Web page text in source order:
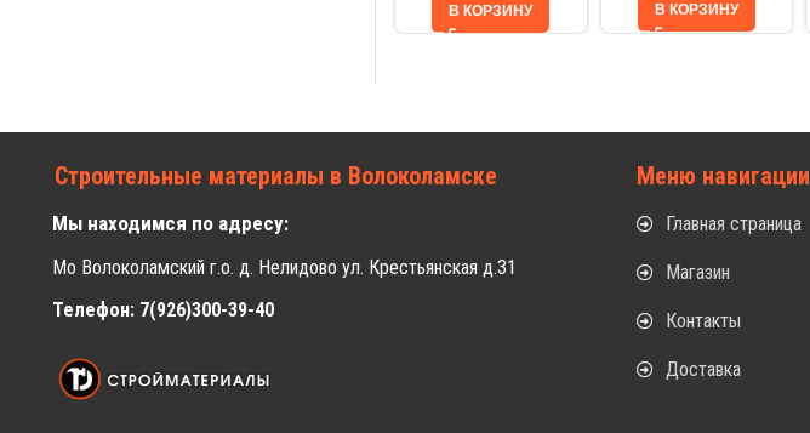
В КОРЗИНУ В КОРЗИНУ
Строительные материалы в Волоколамске
Мы находимся по адресу:
Мо Волоколамский г.о. д. Нелидово ул. Крестьянская д.31
Телефон: 7(926)300-39-40
Меню навигации
Главная страница
Магазин
Контакты
Доставка